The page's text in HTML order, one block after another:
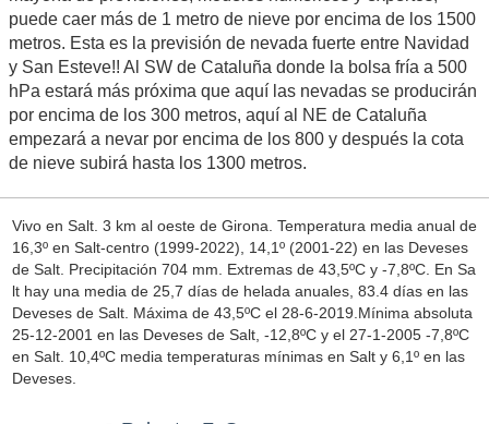
puede caer más de 1 metro de nieve por encima de los 1500
metros. Esta es la previsión de nevada fuerte entre Navidad
y San Esteve!! Al SW de Cataluña donde la bolsa fría a 500
hPa estará más próxima que aquí las nevadas se producirán
por encima de los 300 metros, aquí al NE de Cataluña
empezará a nevar por encima de los 800 y después la cota
de nieve subirá hasta los 1300 metros.
Vivo en Salt. 3 km al oeste de Girona. Temperatura media anual de
16,3º en Salt-centro (1999-2022), 14,1º (2001-22) en las Deveses
de Salt. Precipitación 704 mm. Extremas de 43,5ºC y -7,8ºC. En Sa
lt hay una media de 25,7 días de helada anuales, 83.4 días en las
Deveses de Salt. Máxima de 43,5ºC el 28-6-2019.Mínima absoluta
25-12-2001 en las Deveses de Salt, -12,8ºC y el 27-1-2005 -7,8ºC
en Salt. 10,4ºC media temperaturas mínimas en Salt y 6,1º en las
Deveses.